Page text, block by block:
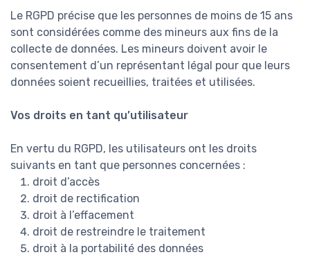
Le RGPD précise que les personnes de moins de 15 ans
sont considérées comme des mineurs aux fins de la
collecte de données. Les mineurs doivent avoir le
consentement d’un représentant légal pour que leurs
données soient recueillies, traitées et utilisées.
Vos droits en tant qu’utilisateur
En vertu du RGPD, les utilisateurs ont les droits
suivants en tant que personnes concernées :
droit d’accès
droit de rectification
droit à l’effacement
droit de restreindre le traitement
droit à la portabilité des données